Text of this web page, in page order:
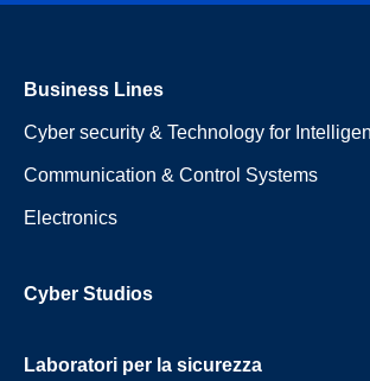
Business Lines
Cyber security & Technology for
Communication & Control Systems
Electronics
Cyber Studios
Laboratori per la sicurezza